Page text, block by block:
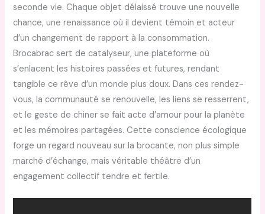
seconde vie. Chaque objet délaissé trouve une nouvelle
chance, une renaissance où il devient témoin et acteur
d’un changement de rapport à la consommation.
Brocabrac sert de catalyseur, une plateforme où
s’enlacent les histoires passées et futures, rendant
tangible ce rêve d’un monde plus doux. Dans ces rendez-
vous, la communauté se renouvelle, les liens se resserrent,
et le geste de chiner se fait acte d’amour pour la planète
et les mémoires partagées. Cette conscience écologique
forge un regard nouveau sur la brocante, non plus simple
marché d’échange, mais véritable théâtre d’un
engagement collectif tendre et fertile.